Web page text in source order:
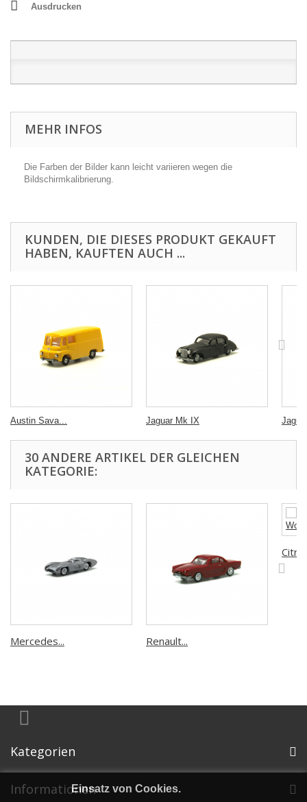
Ausdrucken
MEHR INFOS
Die Farben der Bilder kann leicht variieren wegen die
Bildschirmkalibrierung.
KUNDEN, DIE DIESES PRODUKT GEKAUFT
HABEN, KAUFTEN AUCH ...
Austin Sava... Jaguar Mk IX
30 ANDERE ARTIKEL DER GLEICHEN
KATEGORIE:
Mercedes... Renault...
Kategorien
InformationenEinsatz von Cookies.